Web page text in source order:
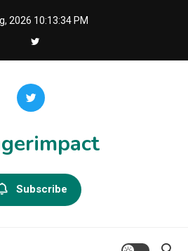
2026 10:13:34 PM
Subscribe